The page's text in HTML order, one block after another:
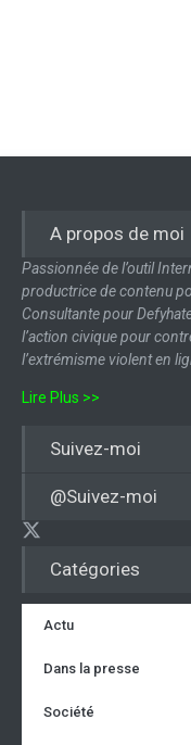
Catégories
Actu
Dans la presse
Société
A propos de moi
Passionnée de l’outil
productrice de contenu
Consultante pour
l’action civique pour
l’extrémisme violent en
Lire Plus >>
Suivez-moi
@Suivez-moi